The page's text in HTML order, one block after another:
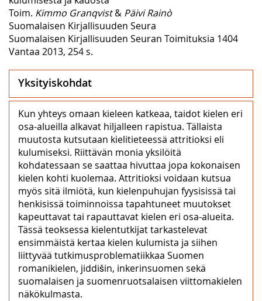
Toim. Kimmo Granqvist& Päivi Rainò
Suomalaisen Kirjallisuuden Seura
Suomalaisen Kirjallisuuden Seuran Toimituksia 1404
Vantaa 2013, 254 s.
Yksityiskohdat
Kun yhteys omaan kieleen katkeaa, taidot kielen eri
osa-alueilla alkavat hiljalleen rapistua. Tällaista
muutosta kutsutaan kielitieteessä attritioksi eli
kulumiseksi. Riittävän monia yksilöitä
kohdatessaan se saattaa hivuttaa jopa kokonaisen
kielen kohti kuolemaa. Attritioksi voidaan kutsua
myös sitä ilmiötä, kun kielenpuhujan fyysisissä tai
henkisissä toiminnoissa tapahtuneet muutokset
kapeuttavat tai rapauttavat kielen eri osa-alueita.
Tässä teoksessa kielentutkijat tarkastelevat
ensimmäistä kertaa kielen kulumista ja siihen
liittyvää tutkimusproblematiikkaa Suomen
romanikielen, jiddišin, inkerinsuomen sekä
suomalaisen ja suomenruotsalaisen viittomakielen
näkökulmasta.